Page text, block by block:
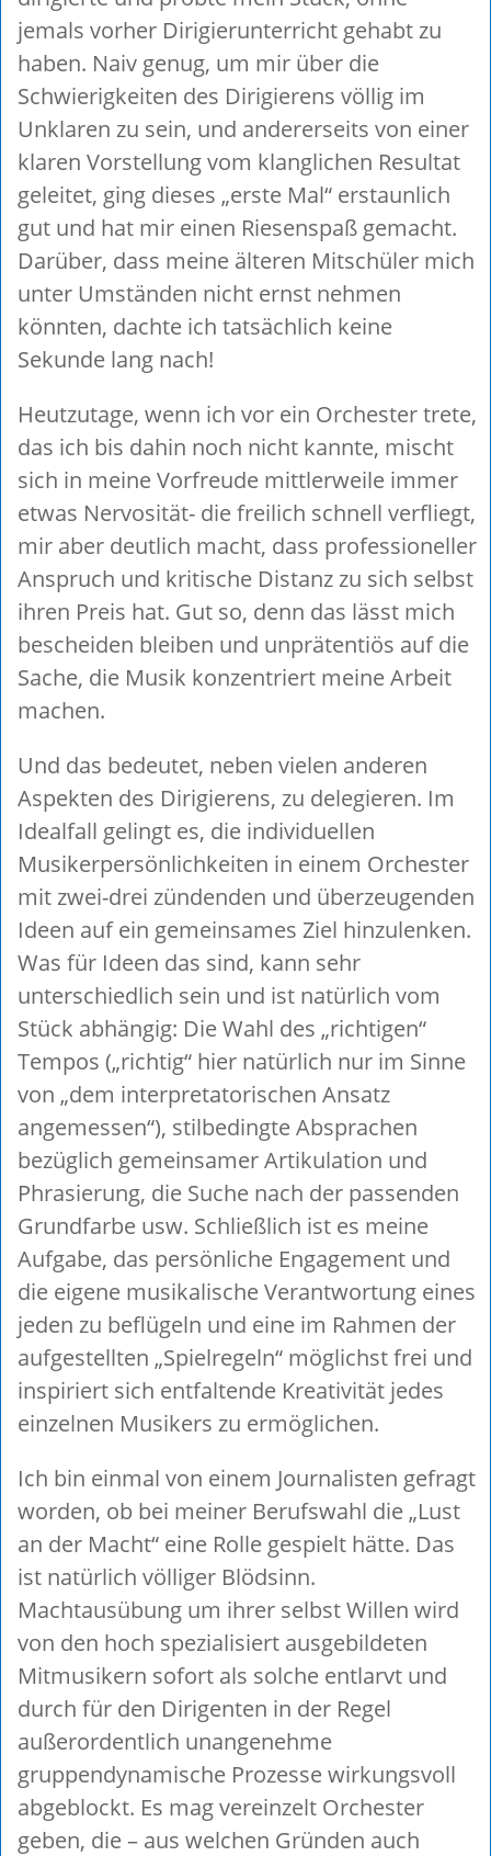
jemals vorher Dirigierunterricht gehabt zu
haben. Naiv genug, um mir über die
Schwierigkeiten des Dirigierens völlig im
Unklaren zu sein, und andererseits von einer
klaren Vorstellung vom klanglichen Resultat
geleitet, ging dieses „erste Mal“ erstaunlich
gut und hat mir einen Riesenspaß gemacht.
Darüber, dass meine älteren Mitschüler mich
unter Umständen nicht ernst nehmen
könnten, dachte ich tatsächlich keine
Sekunde lang nach!
Heutzutage, wenn ich vor ein Orchester trete,
das ich bis dahin noch nicht kannte, mischt
sich in meine Vorfreude mittlerweile immer
etwas Nervosität- die freilich schnell verfliegt,
mir aber deutlich macht, dass professioneller
Anspruch und kritische Distanz zu sich selbst
ihren Preis hat. Gut so, denn das lässt mich
bescheiden bleiben und unprätentiös auf die
Sache, die Musik konzentriert meine Arbeit
machen.
Und das bedeutet, neben vielen anderen
Aspekten des Dirigierens, zu delegieren. Im
Idealfall gelingt es, die individuellen
Musikerpersönlichkeiten in einem Orchester
mit zwei-drei zündenden und überzeugenden
Ideen auf ein gemeinsames Ziel hinzulenken.
Was für Ideen das sind, kann sehr
unterschiedlich sein und ist natürlich vom
Stück abhängig: Die Wahl des „richtigen“
Tempos („richtig“ hier natürlich nur im Sinne
von „dem interpretatorischen Ansatz
angemessen“), stilbedingte Absprachen
bezüglich gemeinsamer Artikulation und
Phrasierung, die Suche nach der passenden
Grundfarbe usw. Schließlich ist es meine
Aufgabe, das persönliche Engagement und
die eigene musikalische Verantwortung eines
jeden zu beflügeln und eine im Rahmen der
aufgestellten „Spielregeln“ möglichst frei und
inspiriert sich entfaltende Kreativität jedes
einzelnen Musikers zu ermöglichen.
Ich bin einmal von einem Journalisten gefragt
worden, ob bei meiner Berufswahl die „Lust
an der Macht“ eine Rolle gespielt hätte. Das
ist natürlich völliger Blödsinn.
Machtausübung um ihrer selbst Willen wird
von den hoch spezialisiert ausgebildeten
Mitmusikern sofort als solche entlarvt und
durch für den Dirigenten in der Regel
außerordentlich unangenehme
gruppendynamische Prozesse wirkungsvoll
abgeblockt. Es mag vereinzelt Orchester
geben, die – aus welchen Gründen auch